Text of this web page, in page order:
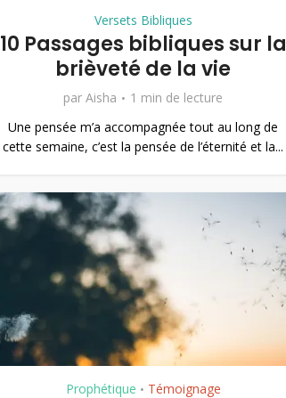
Versets Bibliques
10 Passages bibliques sur la
brièveté de la vie
par Aisha
1 min de lecture
Une pensée m’a accompagnée tout au long de
cette semaine, c’est la pensée de l’éternité et la...
Prophétique • Témoignage